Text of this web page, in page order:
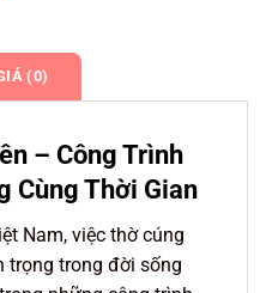
(0)
– Công Trình
Cùng Thời Gian
Nam, việc thờ cúng
trọng trong đời sống